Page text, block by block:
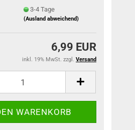
3-4 Tage
(Ausland abweichend)
6,99 EUR
inkl. 19% MwSt. zzgl. Versand